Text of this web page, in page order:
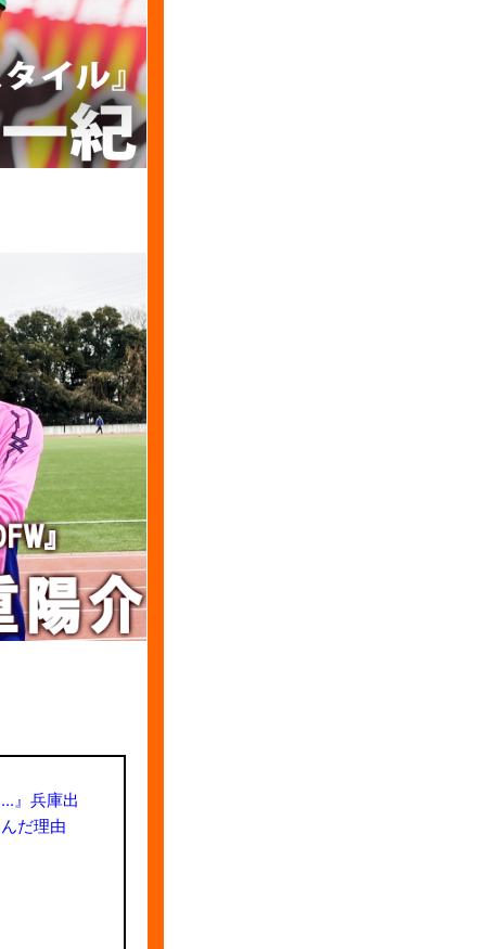
』兵庫出
だ理由